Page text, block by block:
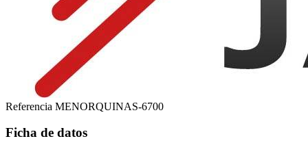
Referencia MENORQUINAS-6700
Ficha de datos